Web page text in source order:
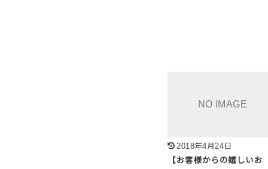
2018年4月24日
【お客様からの嬉しいお